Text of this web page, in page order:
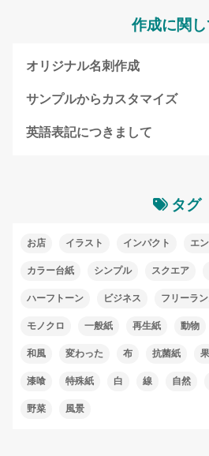
作成に関し
オリジナル名刺作成
サンプルからカスタマイズ
英語表記につきまして
タグ
お店 イラスト インパクト エ
カラー台紙 シンプル スクエア
ハーフトーン ビジネス フリーラ
モノクロ 一般紙 再生紙 動物
和風 変わった 布 抗菌紙
漆喰 特殊紙 白 線 自然
野菜 風景